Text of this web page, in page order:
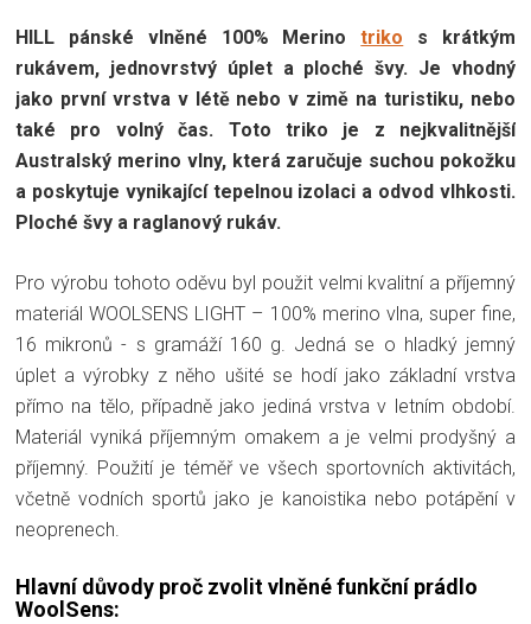
HILL pánské vlněné 100% Merinotriko s krátkým
rukávem, jednovrstvý úplet a ploché švy. Je vhodný
jako první vrstva v létě nebo v zimě na turistiku, nebo
také pro volný čas. Toto triko je z nejkvalitnější
Australský merino vlny, která zaručuje suchou pokožku
a poskytuje vynikající tepelnou izolaci a odvod vlhkosti.
Ploché švy a raglanový rukáv.
Pro výrobu tohoto oděvu byl použit velmi kvalitní a příjemný
materiál WOOLSENS LIGHT – 100% merino vlna, super fine,
16 mikronů - s gramáží 160 g. Jedná se o hladký jemný
úplet a výrobky z něho ušité se hodí jako základní vrstva
přímo na tělo, případně jako jediná vrstva v letním období.
Materiál vyniká příjemným omakem a je velmi prodyšný a
příjemný. Použití je téměř ve všech sportovních aktivitách,
včetně vodních sportů jako je kanoistika nebo potápění v
neoprenech.
Hlavní důvody proč zvolit vlněné funkční prádlo
WoolSens: